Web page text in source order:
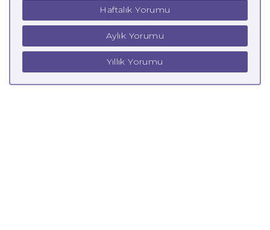
Haftalık Yorumu
Aylık Yorumu
Yıllık Yorumu